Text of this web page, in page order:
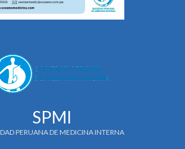
SPMI
PERUANA DE MEDICINA INTERNA